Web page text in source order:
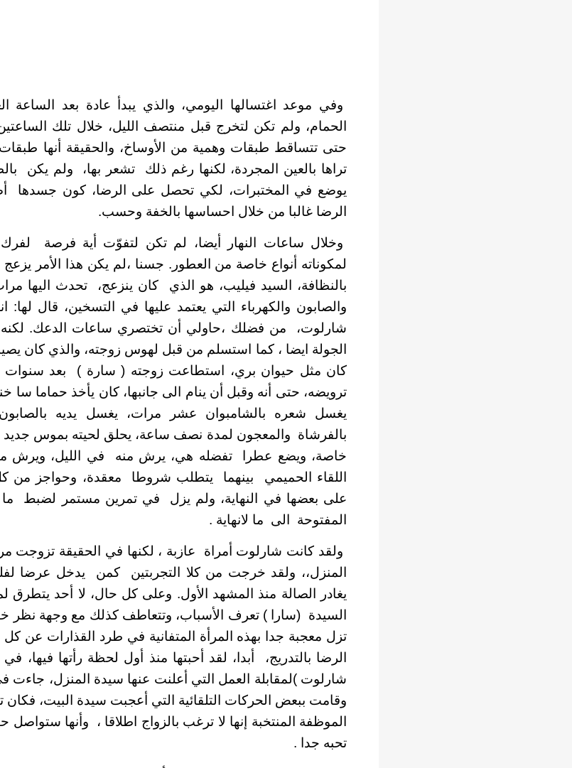
وفي موعد اغتسالها اليومي، والذي يبدأ عادة بعد
الحمام، ولم تكن لتخرج قبل منتصف الليل، خلال تلك
حتى تتساقط طبقات وهمية من الأوساخ، والحقيقة أنها
تراها بالعين المجردة، لكنها رغم ذلك تشعر بها، ولم يكن
يوضع في المختبرات، لكي تحصل على الرضا، كون جسدها
الرضا غالبا من خلال احساسها بالخفة وحسب.
وخلال ساعات النهار أيضا، لم تكن لتفوّت أية فرصة لفرك
لمكوناته أنواع خاصة من العطور. جسنا ،لم يكن هذا الأمر
بالنظافة، السيد فيليب، هو الذي كان ينزعج، تحدث اليها
والصابون والكهرباء التي يعتمد عليها في التسخين، قال
شارلوت، من فضلك ،حاولي أن تختصري ساعات الدعك. لكنه
الجولة ايضا ، كما استسلم من قبل لهوس زوجته، والذي كان
كان مثل حيوان بري، استطاعت زوجته ( سارة ) بعد سنوات
ترويضه، حتى أنه وقبل أن ينام الى جانبها، كان يأخذ حماما
يغسل شعره بالشامبوان عشر مرات، يغسل يديه
بالفرشاة والمعجون لمدة نصف ساعة، يحلق لحيته بموس جديد
خاصة، ويضع عطرا تفضله هي، يرش منه في الليل، ويرش
اللقاء الحميمي بينهما يتطلب شروطا معقدة، وحواجز من
على بعضها في النهاية، ولم يزل في تمرين مستمر لضبط
المفتوحة الى ما لانهاية .
ولقد كانت شارلوت أمراة عازبة ، لكنها في الحقيقة تزوجت
المنزل،، ولقد خرجت من كلا التجربتين كمن يدخل عرضا
يغادر الصالة منذ المشهد الأول. وعلى كل حال، لا أحد يتطرق
السيدة (سارا ) تعرف الأسباب، وتتعاطف كذلك مع وجهة نظر
تزل معجبة جدا بهذه المرأة المتفانية في طرد القذارات عن
الرضا بالتدريج، أبدا، لقد أحبتها منذ أول لحظة رأتها
شارلوت )لمقابلة العمل التي أعلنت عنها سيدة المنزل، جاءت
وقامت ببعض الحركات التلقائية التي أعجبت سيدة البيت، فكان
الموظفة المنتخبة إنها لا ترغب بالزواج اطلاقا ، وأنها
تحبه جدا .